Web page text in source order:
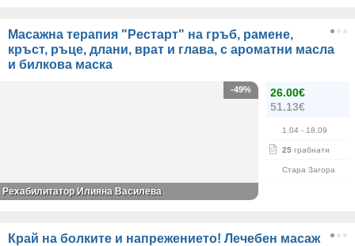
Масажна терапия "Рестарт" на гръб, рамене,
кръст, ръце, длани, врат и глава, с ароматни масла
и билкова маска
26.00€
51.13€
1.04 - 18.09
25 грабнати
Стара Загора
-49%
Рехабилитатор Илияна Василева
Край на болките и напрежението! Лечебен масаж